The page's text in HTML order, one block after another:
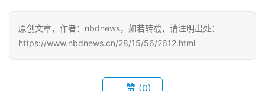
页
武
汉
原创文章，作者：nbdnews，如若转载，请注明出处：
https://www.nbdnews.cn/28/15/56/2612.html
赞 (0)